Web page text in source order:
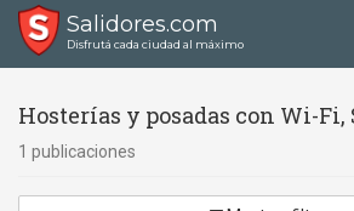
Salidores.com
Disfrutá cada ciudad al máximo
Hosterías y posadas con Wi-Fi,
1 publicaciones